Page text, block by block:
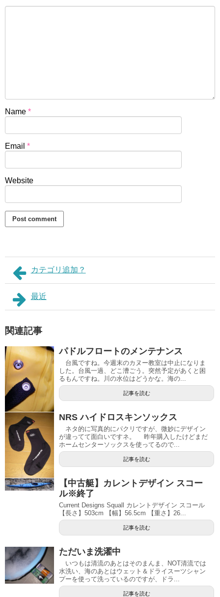
Name *
Email *
Website
カテゴリ追加？
最近
関連記事
パドルフロートのメンテナンス
台風ですね。今週末のカヌー教室は中止になりま
した。台風一過、どこ漕ごう。突然予定があくと困
るもんですね。川の水位はどうかな。海の...
記事を読む
NRS ハイドロスキンソックス
ネタ的に写真的にパクリですが、微妙にデザイン
が違ってて面白いですネ。 昨年購入したけどまだ
ホームセンターソックスを使ってるので...
記事を読む
【中古艇】カレントデザイン スコー
ル※終了
Current Designs Squall カレントデザイン スコール
【長さ】503cm 【幅】56.5cm 【重さ】26...
記事を読む
ただいま洗濯中
いつもは清流のあとはそのまんま、NOT清流では
水洗い、海のあとはウェット＆ドライスーツシャン
プーを使って洗っているのですが、ドラ...
記事を読む